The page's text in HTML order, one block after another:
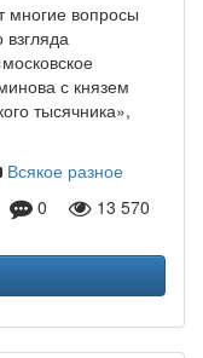
многие вопросы
с князем
тысячника»,
Всякое разное
0 13 570